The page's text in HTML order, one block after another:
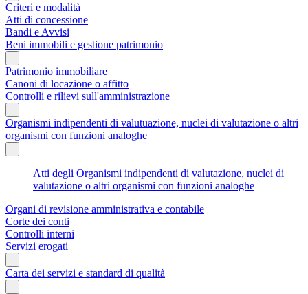
Criteri e modalità
Atti di concessione
Bandi e Avvisi
Beni immobili e gestione patrimonio
Patrimonio immobiliare
Canoni di locazione o affitto
Controlli e rilievi sull'amministrazione
Organismi indipendenti di valutuazione, nuclei di valutazione o altri
organismi con funzioni analoghe
Atti degli Organismi indipendenti di valutazione, nuclei di
valutazione o altri organismi con funzioni analoghe
Organi di revisione amministrativa e contabile
Corte dei conti
Controlli interni
Servizi erogati
Carta dei servizi e standard di qualità